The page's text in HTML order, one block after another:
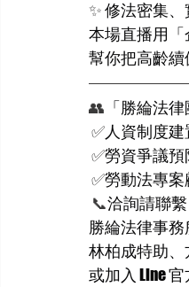
✨ 修法密集、
本場直播用
幫你把高齡續
👥 「勝綸法
✅人資制度
✅勞資爭議
✅勞動法專
📞洽詢請聯繫
勝綸法律事務
林柏成特助
或加入 Line